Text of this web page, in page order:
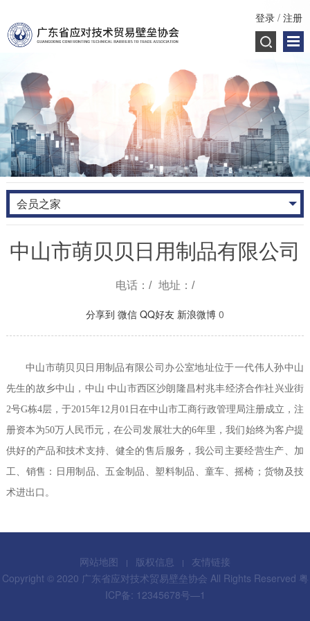
登录 /注册
会员之家
中山市萌贝贝日用制品有限公司
电话：/ 地址：/
分享到 微信 QQ好友 新浪微博 0
中山市萌贝贝日用制品有限公司办公室地址位于一代伟人孙中山
先生的故乡中山，中山 中山市西区沙朗隆昌村兆丰经济合作社兴业街
2号G栋4层，于2015年12 月01 日在中山市工商行政管理局注册成立，注
册资本为50万人民币元，在公司发展壮大的6年里，我们始终为客户提
供好的产品和技术支持、健全的售后服务，我公司主要经营生产、加
工、销售：日用制品、五金制品、塑料制品、童车、摇椅；货物及技
术进出口。
网站地图 版权信息
友情链接
Copyright © 2020 广东省应对技术贸易壁垒协会 All Rights Reserved 粤
ICP备: 12345678号—1